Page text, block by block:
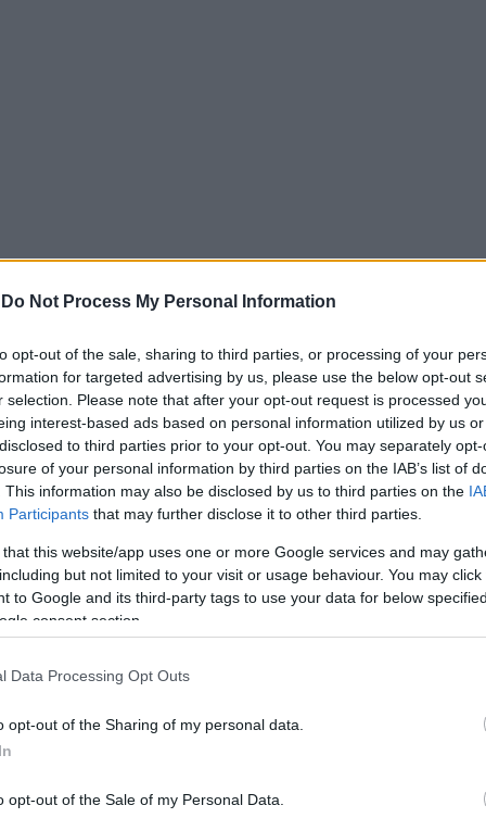
Do Not Process My Personal Information
opt-out of the sale, sharing to third parties, or processing of your
for targeted advertising by us, please use the below opt-out
selection. Please note that after your opt-out request is processed
interest-based ads based on personal information utilized by us
to third parties prior to your opt-out. You may separately
of your personal information by third parties on the IAB’s list of
This information may also be disclosed by us to third parties on the
Participants that may further disclose it to other third parties.
that this website/app uses one or more Google services and may
but not limited to your visit or usage behaviour. You may
to Google and its third-party tags to use your data for below
consent section.
Data Processing Opt Outs
opt-out of the Sharing of my personal data.
opt-out of the Sale of my Personal Data.
πολιτικουούς με εμπλοκή στο χαρτοφυλάκιο
κινήσεις για να μπορέσει η περιοχή να πάρει
η περιοχή μας έχει πλούσια ιστορία και πολλά
χωροθετείται ένα από τα πιο σημαντικά μνημεία
της Ολυμπίας, που συγκαταλέγεται στη λίστα των
τον εναρκτήριο χαιρετισμό την 1η μέρα του
γίνουν προκειμένου να εκσυγχρονιστούν υποδομές
ώστε να γίνει πιο ανταγωνιστική.
Προκλήσεις και Ευκαιρίες», θα πραγματοποιηθεί
του παγκόσμιου τουριστικού χάρτη. Ο «πράσινος»
εμπειρία αναδιαμορφώνουν τη στρατηγική των
στην ΕΕ για τις μεταφορές και τον Τουρισμό και
Ευρώπη. Ο Αλέξανδρος Θάνος, πρόεδρος του ΣΕΤΕ, ο
και ο Νίκος Καραφλός, διευθύνων
του ξενοδοχειακού κλάδου.